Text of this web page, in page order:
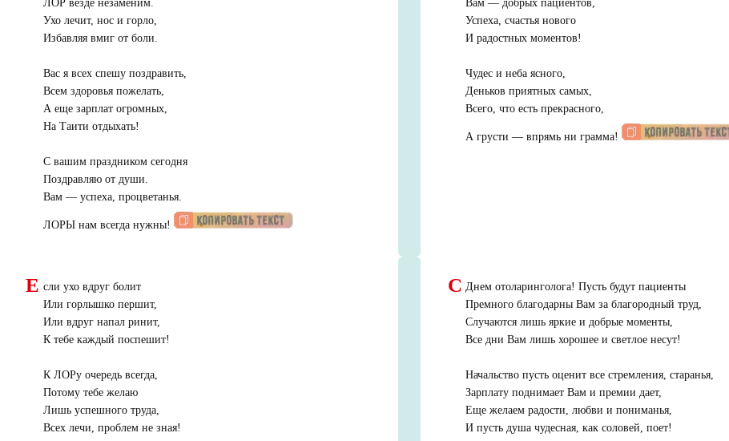
ЛОР везде незаменим.
Ухо лечит, нос и горло,
Избавляя вмиг от боли.
Вас я всех спешу поздравить,
Всем здоровья пожелать,
А еще зарплат огромных,
На Таити отдыхать!
С вашим праздником сегодня
Поздравляю от души.
Вам — успеха, процветанья.
ЛОРЫ нам всегда нужны!
Вам — добрых пациентов,
Успеха, счастья нового
И радостных моментов!
Чудес и неба ясного,
Деньков приятных самых,
Всего, что есть прекрасного,
А грусти — впрямь ни грамма!
Е сли ухо вдруг болит
Или горлышко першит,
Или вдруг напал ринит,
К тебе каждый поспешит!
К ЛОРу очередь всегда,
Потому тебе желаю
Лишь успешного труда,
Всех лечи, проблем не зная!
С Днем отоларинголога! Пусть будут пациенты
Премного благодарны Вам за благородный труд,
Случаются лишь яркие и добрые моменты,
Все дни Вам лишь хорошее и светлое несут!
Начальство пусть оценит все стремления, старанья,
Зарплату поднимает Вам и премии дает,
Еще желаем радости, любви и пониманья,
И пусть душа чудесная, как соловей, поет!